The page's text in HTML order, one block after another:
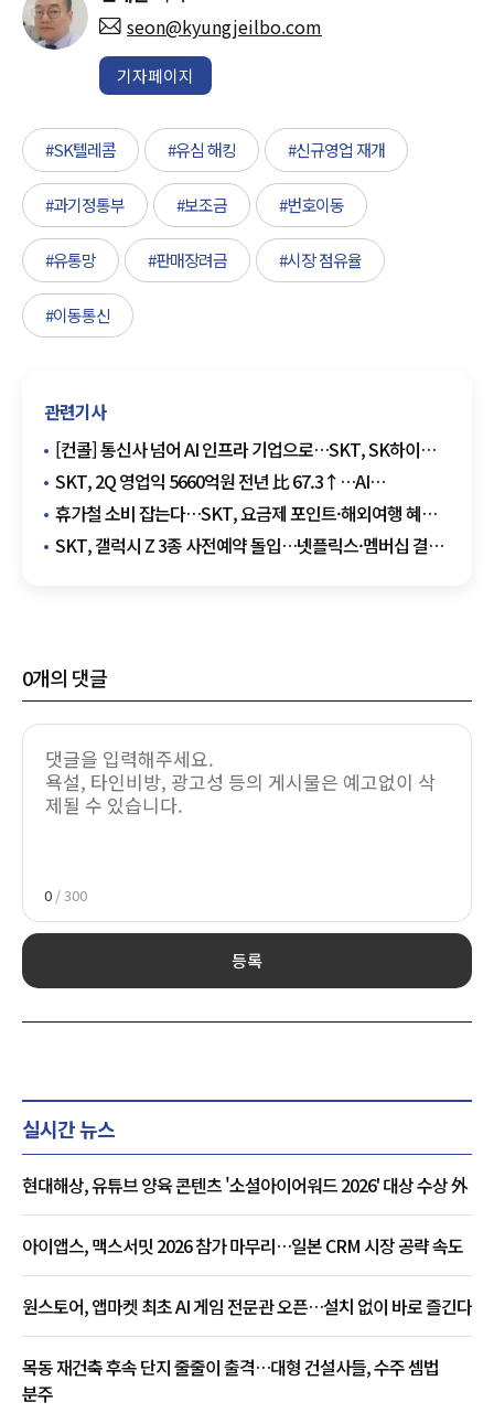
seon@kyungjeilbo.com
기자페이지
#SK텔레콤 #유심 해킹 #신규영업 재개
#과기정통부 #보조금 #번호이동
#유통망 #판매장려금 #시장 점유율
#이동통신
관련기사
[컨콜] 통신사 넘어 AI 인프라 기업으로…SKT, SK하이퍼
앞세워 데이터센터 주도권 경쟁
SKT, 2Q 영업익 5660억원 전년 比 67.3↑…AI
데이터센터가 만든 새 성장축
휴가철 소비 잡는다…SKT, 요금제 포인트·해외여행 혜택
확대
SKT, 갤럭시 Z 3종 사전예약 돌입…넷플릭스·멤버십 결합
0개의 댓글
0 / 300
등록
실시간 뉴스
현대해상, 유튜브 양육 콘텐츠 '소셜아이어워드 2026' 대상 수상 外
아이앱스, 맥스서밋 2026 참가 마무리…일본 CRM 시장 공략 속도
원스토어, 앱마켓 최초 AI 게임 전문관 오픈…설치 없이 바로 즐긴다
목동 재건축 후속 단지 줄줄이 출격…대형 건설사들, 수주 셈법
분주